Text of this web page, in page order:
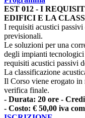
EST 012 - I
EDIFICI E LA
I requisiti acustici
previsionali.
Le soluzioni per una
degli impianti
requisiti acustici passivi
La classificazione
Il Corso viene erogato in
verifica finale.
- Durata: 20 ore -
- Costo: € 50,00 iva